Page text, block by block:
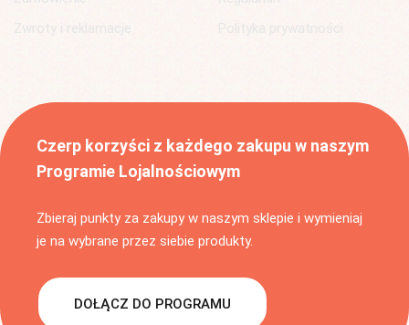
Czerp korzyści z każdego zakupu w naszym
Programie Lojalnościowym
Zbieraj punkty za zakupy w naszym sklepie i wymieniaj
je na wybrane przez siebie produkty.
DOŁĄCZ DO PROGRAMU